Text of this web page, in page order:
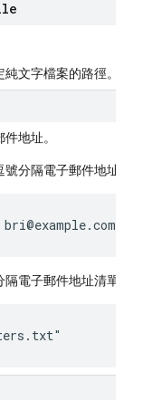
文字檔案的路徑。
地址。
分隔電子郵件地址清單
電子郵件地址清單的檔